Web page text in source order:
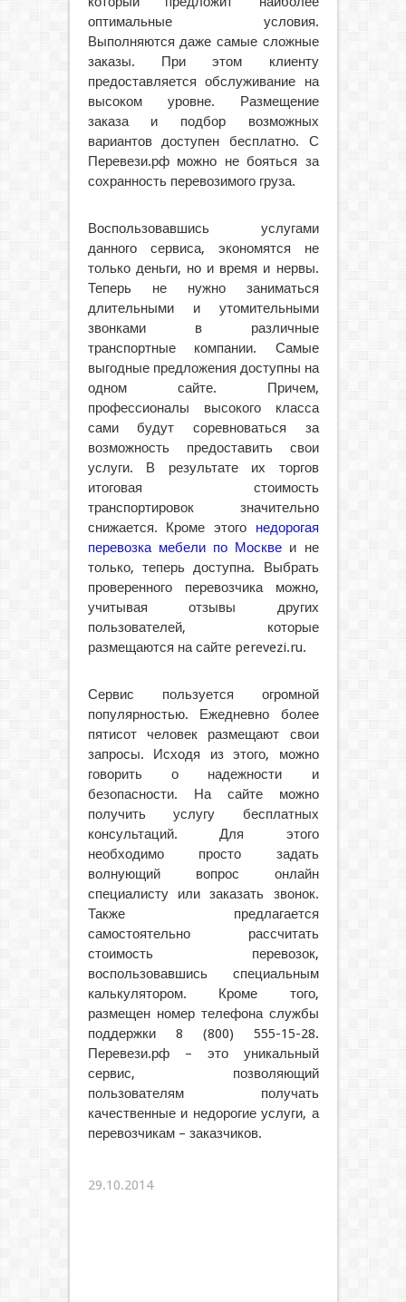
оптимальные условия.
Выполняются даже самые сложные
заказы. При этом клиенту
предоставляется обслуживание на
высоком уровне. Размещение
заказа и подбор возможных
вариантов доступен бесплатно. С
Перевези.рф можно не бояться за
сохранность перевозимого груза.
Воспользовавшись услугами
данного сервиса, экономятся не
только деньги, но и время и нервы.
Теперь не нужно заниматься
длительными и утомительными
звонками в различные
транспортные компании. Самые
выгодные предложения доступны на
одном сайте. Причем,
профессионалы высокого класса
сами будут соревноваться за
возможность предоставить свои
услуги. В результате их торгов
итоговая стоимость
транспортировок значительно
снижается. Кроме этого недорогая
перевозка мебели по Москве и не
только, теперь доступна. Выбрать
проверенного перевозчика можно,
учитывая отзывы других
пользователей, которые
размещаются на сайте perevezi.ru.
Сервис пользуется огромной
популярностью. Ежедневно более
пятисот человек размещают свои
запросы. Исходя из этого, можно
говорить о надежности и
безопасности. На сайте можно
получить услугу бесплатных
консультаций. Для этого
необходимо просто задать
волнующий вопрос онлайн
специалисту или заказать звонок.
Также предлагается
самостоятельно рассчитать
стоимость перевозок,
воспользовавшись специальным
калькулятором. Кроме того,
размещен номер телефона службы
поддержки 8 (800) 555-15-28.
Перевези.рф – это уникальный
сервис, позволяющий
пользователям получать
качественные и недорогие услуги, а
перевозчикам – заказчиков.
29.10.2014